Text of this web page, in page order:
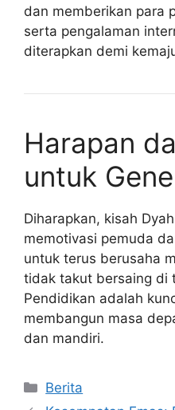
dan memberikan para
serta pengalaman
diterapkan demi
Harapan
untuk
Diharapkan, kisah
memotivasi pemuda
untuk terus berusaha
tidak takut bersaing di
Pendidikan adalah
membangun masa
dan mandiri.
Kategori
Berita